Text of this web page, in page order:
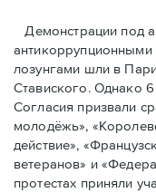
Демонстрации под
антикоррупционными
лозунгами шли в
Ставиского. Однако
Согласия призвали
молодёжь»,
действие»,
ветеранов» и
протестах приняли